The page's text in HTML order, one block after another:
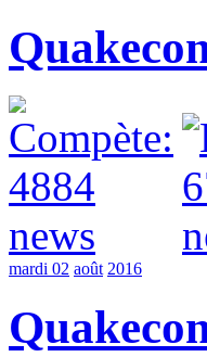
mardi 02 août 2016